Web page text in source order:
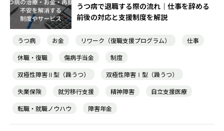
うつ病で退職する際の流れ｜仕事を辞める
前後の対応と支援制度を解説
うつ病 お金 リワーク（復職支援プログラム）
仕事
休職・復職
傷病手当金
制度
双極性障害Ⅱ型（躁うつ）
双極性障害Ⅰ型（躁うつ）
失業保険
就労移行支援 精神障害
自立支援医療
転職・就職ノウハウ
障害年金